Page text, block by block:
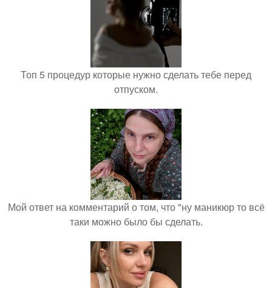
Топ 5 процедур которые нужно сделать тебе перед
отпуском.
Мой ответ на комментарий о том, что "ну маникюр то всё
таки можно было бы сделать.